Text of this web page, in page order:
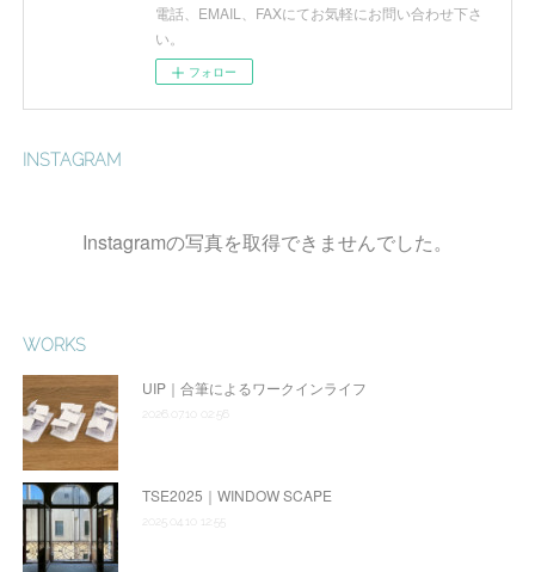
電話、EMAIL、FAXにてお気軽にお問い合わせ下さ
い。
フォロー
INSTAGRAM
Instagramの写真を取得できませんでした。
WORKS
UIP｜合筆によるワークインライフ
2026.07.10 02:56
TSE2025｜WINDOW SCAPE
2025.04.10 12:55